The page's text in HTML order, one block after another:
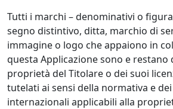
Tutti i marchi – denominativi o
segno distintivo, ditta, marchio di
immagine o logo che appaiono in
questa Applicazione sono e restano
proprietà del Titolare o dei suoi
tutelati ai sensi della normativa e
internazionali applicabili alla